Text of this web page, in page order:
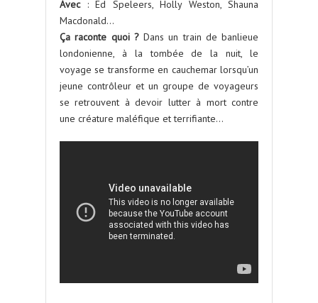
Avec: Ed Speleers, Holly Weston, Shauna
Macdonald…
Ça raconte quoi ?Dans un train de banlieue
londonienne, à la tombée de la nuit, le
voyage se transforme en cauchemar lorsqu’un
jeune contrôleur et un groupe de voyageurs
se retrouvent à devoir lutter à mort contre
une créature maléfique et terrifiante…